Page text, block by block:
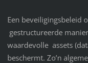
Een beveiligingsbeleid
gestructureerde
waardevolle assets
beschermt. Zo’n